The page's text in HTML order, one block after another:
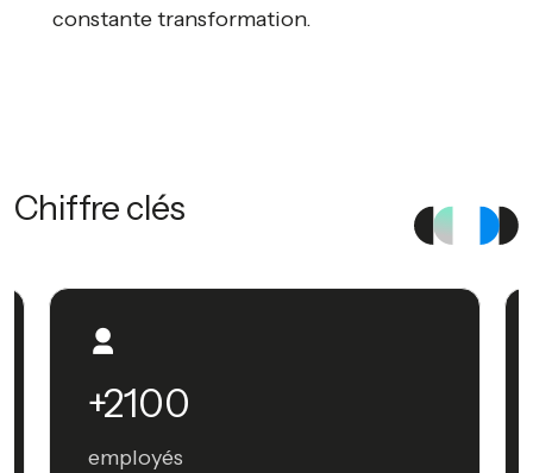
constante transformation.
Chiffre clés
+2100
employés